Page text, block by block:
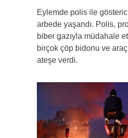
Eylemde polis ile
arbede yaşandı. Polis,
biber gazıyla müdahale
birçok çöp bidonu ve
ateşe verdi.